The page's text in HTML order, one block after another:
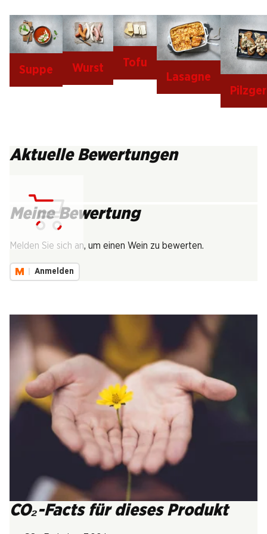
Suppe Wurst
Tofu
Lasagne
Aktuelle Bewertungen
Meine Bewertung
Melden Sie sich an, um einen Wein zu bewerten.
Anmelden
CO₂-Facts für dieses Produkt